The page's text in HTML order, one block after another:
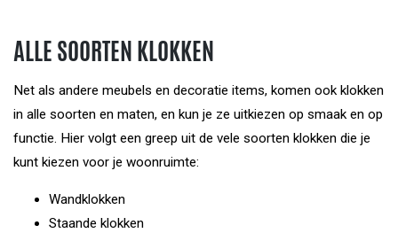
ALLE SOORTEN KLOKKEN
Net als andere meubels en decoratie items, komen ook klokken
in alle soorten en maten, en kun je ze uitkiezen op smaak en op
functie. Hier volgt een greep uit de vele soorten klokken die je
kunt kiezen voor je woonruimte:
Wandklokken
Staande klokken